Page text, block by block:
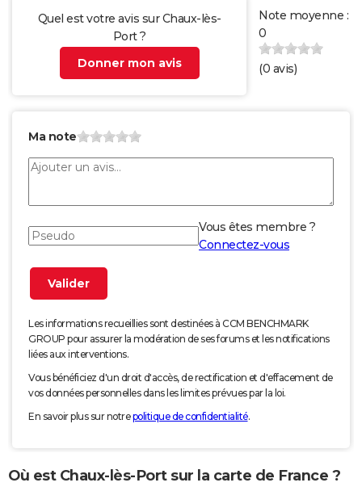
Quel est votre avis sur Chaux-lès-
Port ?
Donner mon avis
Note moyenne :
0
(0 avis)
Ma note
Vous êtes membre ?
Connectez-vous
Les informations recueillies sont destinées à CCM BENCHMARK
GROUP pour assurer la modération de ses forums et les notifications
liées aux interventions.
Vous bénéficiez d'un droit d'accès, de rectification et d'effacement de
vos données personnelles dans les limites prévues par la loi.
En savoir plus sur notrepolitique de confidentialité.
Où est Chaux-lès-Port sur la carte de France ?